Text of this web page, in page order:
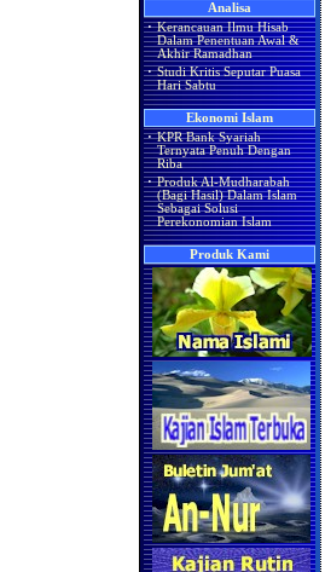
Analisa
· Kerancauan Ilmu Hisab
Dalam Penentuan Awal &
Akhir Ramadhan
· Studi Kritis Seputar Puasa
Hari Sabtu
Ekonomi Islam
· KPR Bank Syariah
Ternyata Penuh Dengan
Riba
· Produk Al-Mudharabah
(Bagi Hasil) Dalam Islam
Sebagai Solusi
Perekonomian Islam
Produk Kami